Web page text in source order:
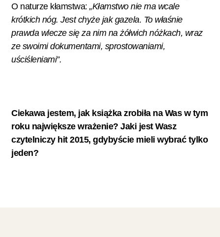
O naturze kłamstwa: „Kłamstwo nie ma wcale
krótkich nóg. Jest chyże jak gazela. To właśnie
prawda wlecze się za nim na żółwich nóżkach, wraz
ze swoimi dokumentami, sprostowaniami,
uściśleniami”.
Ciekawa jestem, jak książka zrobiła na Was w tym
roku największe wrażenie? Jaki jest Wasz
czytelniczy hit 2015, gdybyście mieli wybrać tylko
jeden?